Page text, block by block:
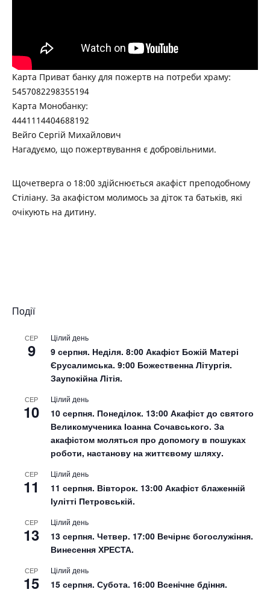
Карта Приват банку для пожертв на потреби храму:
5457082298355194
Карта Монобанку:
4441114404688192
Вейго Сергій Михайлович
Нагадуємо, що пожертвування є добровільними.
Щочетверга о 18:00 здійснюється акафіст преподобному
Стіліану. За акафістом молимось за діток та батьків, які
очікують на дитину.
Події
СЕР
9
Цілий день
9 серпня. Неділя. 8:00 Акафіст Божій Матері
Єрусалимська. 9:00 Божественна Літургія.
Заупокійна Літія.
СЕР
10
Цілий день
10 серпня. Понеділок. 13:00 Акафіст до святого
Великомученика Іоанна Сочавського. За
акафістом моляться про допомогу в пошуках
роботи, настанову на життєвому шляху.
СЕР
11
Цілий день
11 серпня. Вівторок. 13:00 Акафіст блаженній
Іулітті Петровській.
СЕР
13
Цілий день
13 серпня. Четвер. 17:00 Вечірнє богослужіння.
Винесення ХРЕСТА.
СЕР
15
Цілий день
15 серпня. Субота. 16:00 Всенічне бдіння.